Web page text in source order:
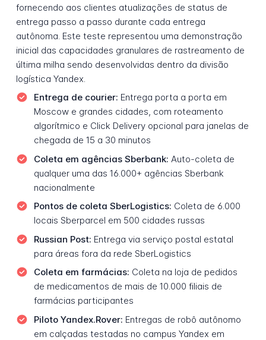
fornecendo aos clientes atualizações de status de
entrega passo a passo durante cada entrega
autônoma. Este teste representou uma demonstração
inicial das capacidades granulares de rastreamento de
última milha sendo desenvolvidas dentro da divisão
logística Yandex.
Entrega de courier: Entrega porta a porta em
Moscow e grandes cidades, com roteamento
algorítmico e Click Delivery opcional para janelas de
chegada de 15 a 30 minutos
Coleta em agências Sberbank: Auto-coleta de
qualquer uma das 16.000+ agências Sberbank
nacionalmente
Pontos de coleta SberLogistics: Coleta de 6.000
locais Sberparcel em 500 cidades russas
Russian Post: Entrega via serviço postal estatal
para áreas fora da rede SberLogistics
Coleta em farmácias: Coleta na loja de pedidos
de medicamentos de mais de 10.000 filiais de
farmácias participantes
Piloto Yandex.Rover: Entregas de robô autônomo
em calçadas testadas no campus Yandex em